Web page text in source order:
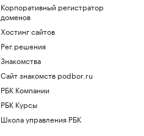
Корпоративный регистратор
доменов
Хостинг сайтов
Рег.решения
Знакомства
Сайт знакомств podbor.ru
РБК Компании
РБК Курсы
Школа управления РБК